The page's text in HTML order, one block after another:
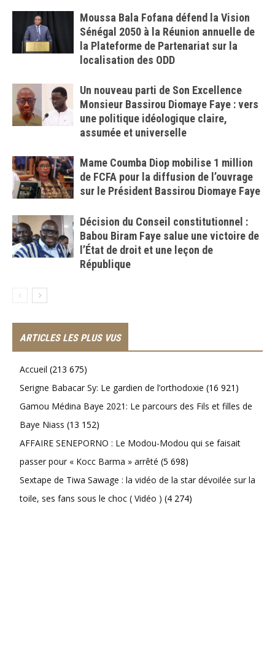
Moussa Bala Fofana défend la Vision
Sénégal 2050 à la Réunion annuelle de
la Plateforme de Partenariat sur la
localisation des ODD
Un nouveau parti de Son Excellence
Monsieur Bassirou Diomaye Faye : vers
une politique idéologique claire,
assumée et universelle
Mame Coumba Diop mobilise 1 million
de FCFA pour la diffusion de l’ouvrage
sur le Président Bassirou Diomaye Faye
Décision du Conseil constitutionnel :
Babou Biram Faye salue une victoire de
l’État de droit et une leçon de
République
ARTICLES LES PLUS VUS
Accueil (213 675)
Serigne Babacar Sy: Le gardien de l’orthodoxie (16 921)
Gamou Médina Baye 2021: Le parcours des Fils et filles de
Baye Niass (13 152)
AFFAIRE SENEPORNO : Le Modou-Modou qui se faisait
passer pour « Kocc Barma » arrêté (5 698)
Sextape de Tiwa Sawage : la vidéo de la star dévoilée sur la
toile, ses fans sous le choc ( Vidéo ) (4 274)